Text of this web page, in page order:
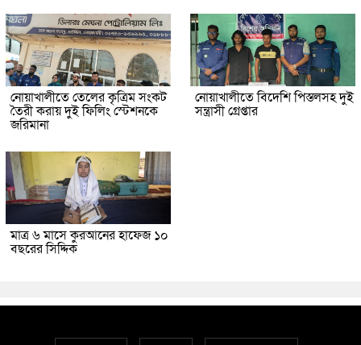
নোয়াখালীতে তেলের কৃত্রিম সংকট
তৈরী করায় দুই ফিলিং স্টেশনকে
জরিমানা
নোয়াখালীতে বিদেশি পিস্তলসহ দুই
সন্ত্রাসী গ্রেপ্তার
মাত্র ৬ মাসে কুরআনের হাফেজ ১০
বছরের সিদ্দিক